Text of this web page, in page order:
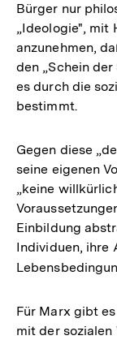
Bürger nur
„Ideologie", mit
anzunehmen,
den „Schein
es durch die
bestimmt.
Gegen diese
seine eigenen
„keine
Einbildung
Individuen, ihre
Für Marx gibt
mit der